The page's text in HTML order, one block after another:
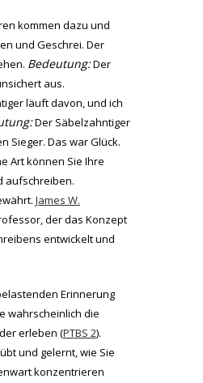
kommen dazu und
und Geschrei. Der
Bedeutung:Der
aus.
läuft davon, und ich
Der Säbelzahntiger
Sieger. Das war Glück.
Art können Sie Ihre
aufschreiben.
James W.
der das Konzept
entwickelt und
Erinnerung
wahrscheinlich die
erleben (PTBS 2).
und gelernt, wie Sie
konzentrieren